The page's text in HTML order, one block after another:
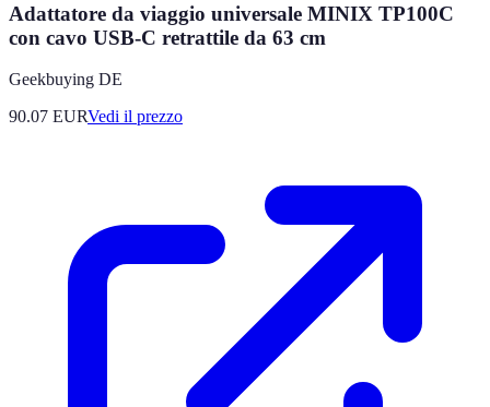
Adattatore da viaggio universale MINIX TP100C
con cavo USB-C retrattile da 63 cm
Geekbuying DE
90.07 EURVedi il prezzo